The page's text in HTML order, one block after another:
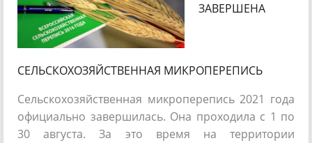
ЗАВЕРШЕНА
СЕЛЬСКОХОЗЯЙСТВЕННАЯ МИКРОПЕРЕПИСЬ
Сельскохозяйственная микроперепись 2021 года
официально завершилась. Она проходила с 1 по
30 августа. За это время на территории